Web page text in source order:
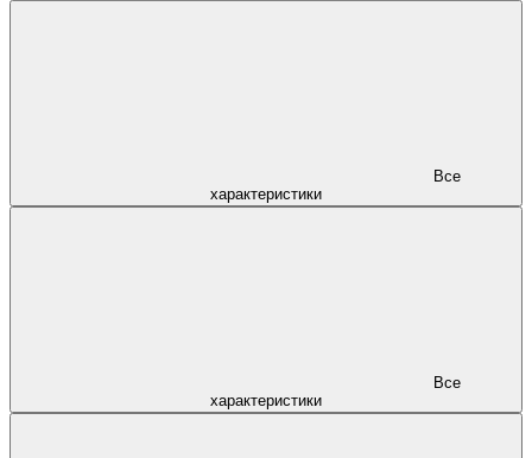
характеристики
характеристики